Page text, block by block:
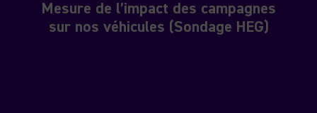
Mesure de l’impact des campagnes
sur nos véhicules (Sondage HEG)